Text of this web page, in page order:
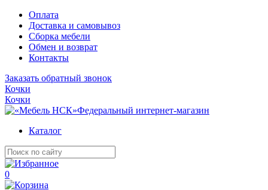
Оплата
Доставка и самовывоз
Сборка мебели
Обмен и возврат
Контакты
Заказать обратный звонок
Кочки
Кочки
Федеральный интернет-магазин
Каталог
0